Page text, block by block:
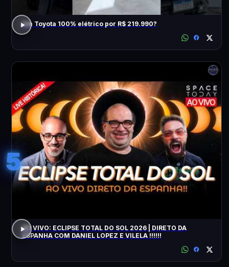
Um Toyota 100% elétrico por R$ 219.990?
5
AO VIVO: ECLIPSE TOTAL DO SOL 2026 | DIRETO DA
ESPANHA COM DANIEL LOPEZ E VILELA !!!!!!